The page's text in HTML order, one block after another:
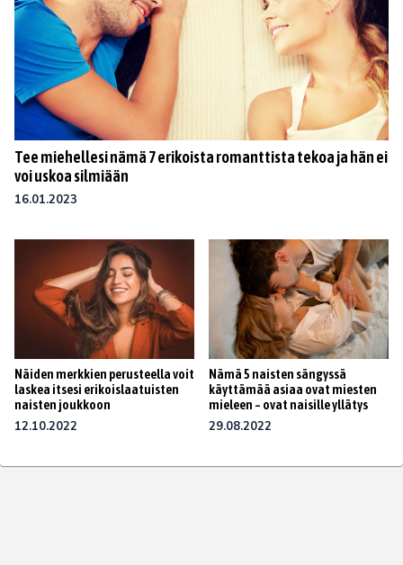
Tee miehellesi nämä 7 erikoista romanttista tekoa ja hän ei
voi uskoa silmiään
16.01.2023
Näiden merkkien perusteella voit
laskea itsesi erikoislaatuisten
naisten joukkoon
12.10.2022
Nämä 5 naisten sängyssä
käyttämää asiaa ovat miesten
mieleen – ovat naisille yllätys
29.08.2022